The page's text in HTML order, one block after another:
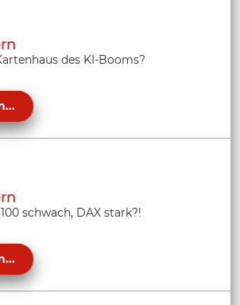
des KI-Booms?
schwach, DAX stark?!